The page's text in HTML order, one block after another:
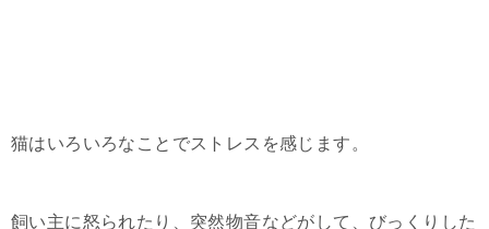
猫はいろいろなことでストレスを感じます。
飼い主に怒られたり、突然物音などがして、びっくりした